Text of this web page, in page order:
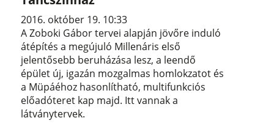
2016. október 19. 10:33
A Zoboki Gábor tervei alapján jövőre induló
átépítés a megújuló Millenáris első
jelentősebb beruházása lesz, a leendő
épület új, igazán mozgalmas homlokzatot és
a Müpáéhoz hasonlítható, multifunkciós
előadóteret kap majd. Itt vannak a
látványtervek.